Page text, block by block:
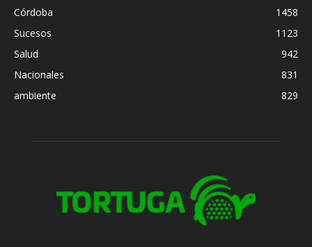
Córdoba
1458
Sucesos
1123
Salud
942
Nacionales
831
ambiente
829